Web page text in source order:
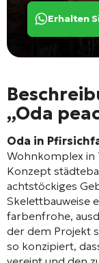
Erhalten
„Oda
Oda in
Wohnkomplex in
Konzept
achtstöckiges
Skelettbauweise
farbenfrohe,
der dem Projekt
so konzipiert,